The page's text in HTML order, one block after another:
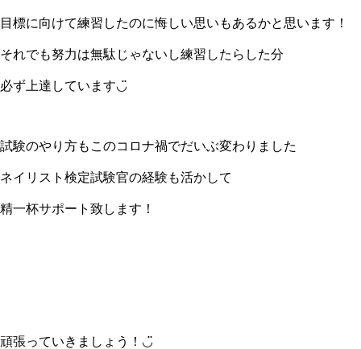
目標に向けて練習したのに悔しい思いもあるかと思います！
それでも努力は無駄じゃないし練習したらした分
必ず上達しています◡̈
試験のやり方もこのコロナ禍でだいぶ変わりました
ネイリスト検定試験官の経験も活かして
精一杯サポート致します！
頑張っていきましょう！◡̈